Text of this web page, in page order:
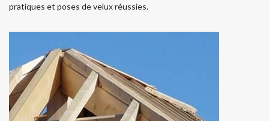
pratiques et poses de velux réussies.